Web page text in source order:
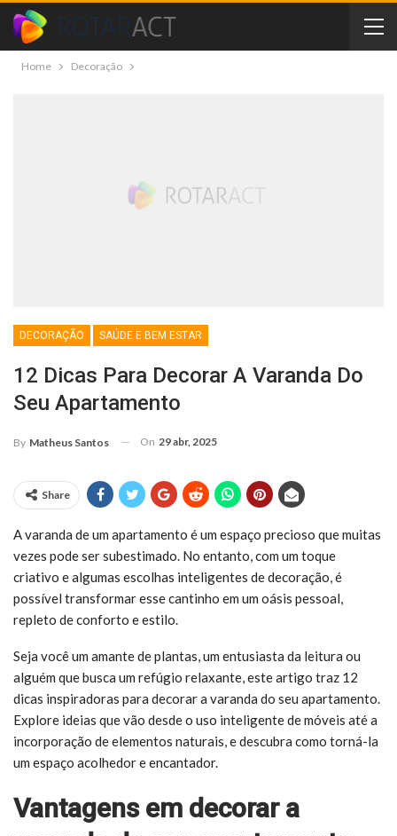
Home Decoração
DECORAÇÃO SAÚDE E BEM ESTAR
12 Dicas Para Decorar A Varanda Do
Seu Apartamento
By Matheus Santos On 29 abr, 2025
Share
A varanda de um apartamento é um espaço precioso que muitas
vezes pode ser subestimado. No entanto, com um toque
criativo e algumas escolhas inteligentes de decoração, é
possível transformar esse cantinho em um oásis pessoal,
repleto de conforto e estilo.
Seja você um amante de plantas, um entusiasta da leitura ou
alguém que busca um refúgio relaxante, este artigo traz 12
dicas inspiradoras para decorar a varanda do seu apartamento.
Explore ideias que vão desde o uso inteligente de móveis até a
incorporação de elementos naturais, e descubra como torná-la
um espaço acolhedor e encantador.
Vantagens em decorar a